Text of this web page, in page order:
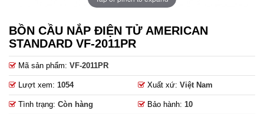
BỒN CẦU NẮP ĐIỆN TỬ AMERICAN
STANDARD VF-2011PR
Mã sản phẩm: VF-2011PR
Lượt xem: 1054 Xuất xứ: Việt Nam
Tình trạng: Còn hàng Bảo hành: 10